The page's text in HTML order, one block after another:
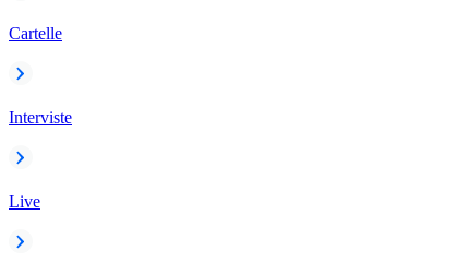
Cartelle
Interviste
Live